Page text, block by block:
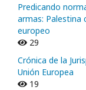
Predicando
armas: Palestina
europeo
29
Crónica de la
Unión Europea
19